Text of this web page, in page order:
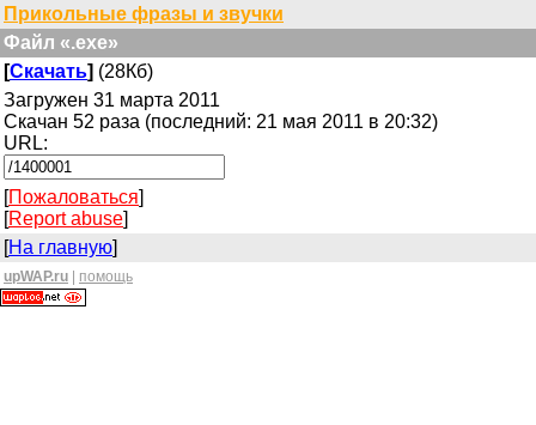
Прикольные фразы и звучки
Файл «.exe»
[Скачать] (28Кб)
Загружен 31 марта 2011
Скачан 52 раза (последний: 21 мая 2011 в 20:32)
URL:
[Пожаловаться]
[Report abuse]
[На главную]
upWAP.ru помощь